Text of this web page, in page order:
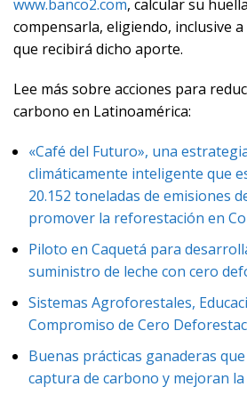
www.banco2.com, calcular su
compensarla, eligiendo, inclusive
que recibirá dicho aporte.
Lee más sobre acciones para
carbono en Latinoamérica:
«Café del Futuro», una
climáticamente inteligente que
20.152 toneladas de emisiones
promover la reforestación en
Piloto en Caquetá para
suministro de leche con cero
Sistemas Agroforestales,
Compromiso de Cero
Buenas prácticas ganaderas
captura de carbono y mejoran